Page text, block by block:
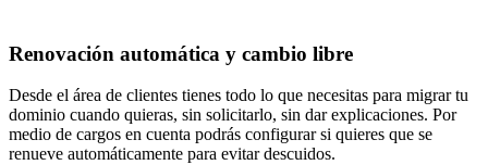
Renovación automática y cambio libre
Desde el área de clientes tienes todo lo que necesitas para migrar tu
dominio cuando quieras, sin solicitarlo, sin dar explicaciones. Por
medio de cargos en cuenta podrás configurar si quieres que se
renueve automáticamente para evitar descuidos.